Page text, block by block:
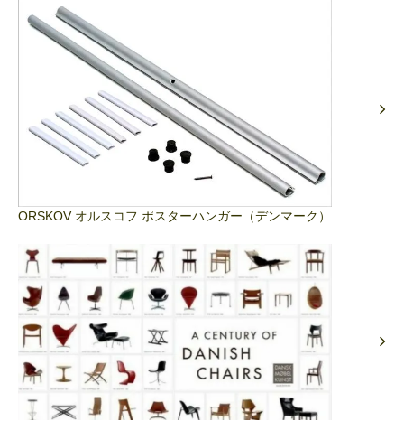
ORSKOV オルスコフ ポスターハンガー（デンマーク）